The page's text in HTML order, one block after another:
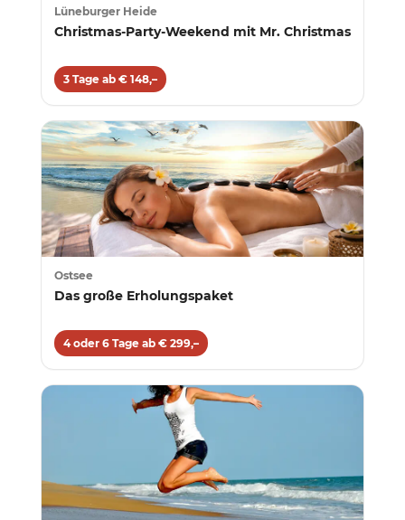
Lüneburger Heide
Christmas-Party-Weekend mit Mr. Christmas
3 Tage ab € 148,–
Ostsee
Das große Erholungspaket
4 oder 6 Tage ab € 299,–